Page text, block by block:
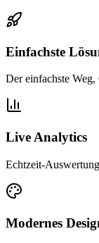
Einfachste
Der einfachste
Live Analytics
Echtzeit-
Modernes